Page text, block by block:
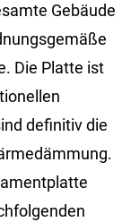
Gebäude
Die Platte ist
definitiv die